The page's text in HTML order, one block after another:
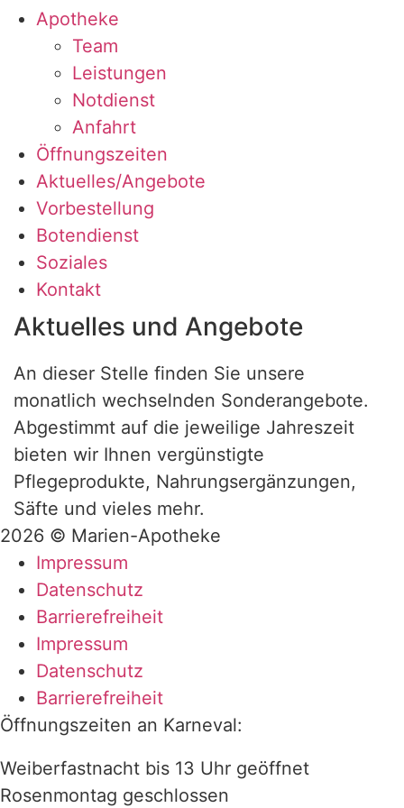
Apotheke
Team
Leistungen
Notdienst
Anfahrt
Öffnungszeiten
Aktuelles/Angebote
Vorbestellung
Botendienst
Soziales
Kontakt
Aktuelles und Angebote
An dieser Stelle finden Sie unsere
monatlich wechselnden Sonderangebote.
Abgestimmt auf die jeweilige Jahreszeit
bieten wir Ihnen vergünstigte
Pflegeprodukte, Nahrungsergänzungen,
Säfte und vieles mehr.
2026 © Marien-Apotheke
Impressum
Datenschutz
Barrierefreiheit
Impressum
Datenschutz
Barrierefreiheit
Öffnungszeiten an Karneval:
Weiberfastnacht bis 13 Uhr geöffnet
Rosenmontag geschlossen